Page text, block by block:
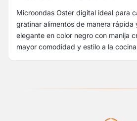
Microondas Oster digital ideal para
gratinar alimentos de manera rápida
elegante en color negro con manija
mayor comodidad y estilo a la